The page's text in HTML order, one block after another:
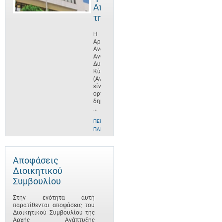
Αποστολή
της
Η
Αρχή
Ανάπτυξης
Ανθρώπινου
Δυναμικού
Κύπρου
(ΑνΑΔ)
είναι
οργανισμός
δημοσίου
...
ΠΕΡΙΣΣΌΤΕΡΕΣ
ΠΛΗΡΟΦΟΡΊΕΣ
Αποφάσεις
Διοικητικού
Συμβουλίου
Στην ενότητα αυτή
παρατίθενται αποφάσεις του
Διοικητικού Συμβουλίου της
Αρχής Ανάπτυξης